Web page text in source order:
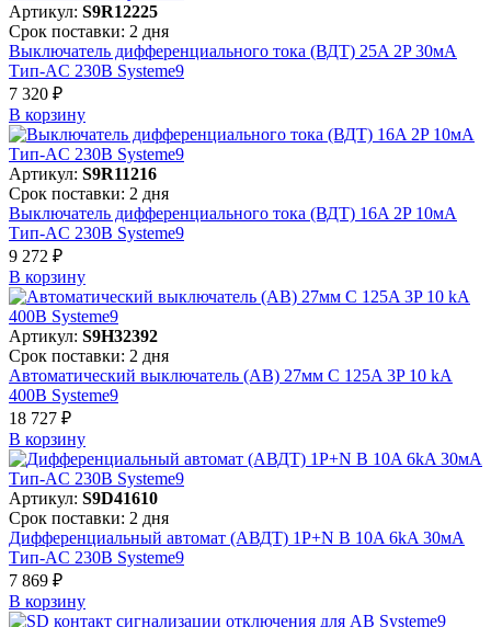
Артикул: S9R12225
Срок поставки: 2 дня
Выключатель дифференциального тока (ВДТ) 25A 2P 30мА
Тип-AC 230В Systeme9
7 320 ₽
В корзинy
Артикул: S9R11216
Срок поставки: 2 дня
Выключатель дифференциального тока (ВДТ) 16A 2P 10мА
Тип-AC 230В Systeme9
9 272 ₽
В корзинy
Артикул: S9H32392
Срок поставки: 2 дня
Автоматический выключатель (АВ) 27мм C 125A 3P 10 kA
400В Systeme9
18 727 ₽
В корзинy
Артикул: S9D41610
Срок поставки: 2 дня
Дифференциальный автомат (АВДТ) 1P+N B 10A 6kA 30мА
Тип-AC 230В Systeme9
7 869 ₽
В корзинy